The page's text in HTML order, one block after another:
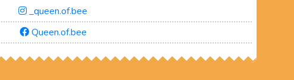
_queen.of.bee
Queen.of.bee